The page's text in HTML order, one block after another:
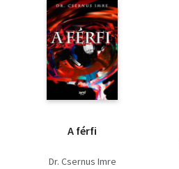
A férfi
Dr. Csernus Imre